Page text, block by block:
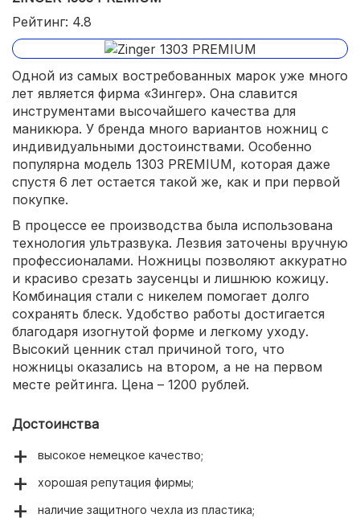
Рейтинг: 4.8
Одной из самых востребованных марок уже много
лет является фирма «Зингер». Она славится
инструментами высочайшего качества для
маникюра. У бренда много вариантов ножниц с
индивидуальными достоинствами. Особенно
популярна модель 1303 PREMIUM, которая даже
спустя 6 лет остается такой же, как и при первой
покупке.
В процессе ее производства была использована
технология ультразвука. Лезвия заточены вручную
профессионалами. Ножницы позволяют аккуратно
и красиво срезать заусенцы и лишнюю кожицу.
Комбинация стали с никелем помогает долго
сохранять блеск. Удобство работы достигается
благодаря изогнутой форме и легкому уходу.
Высокий ценник стал причиной того, что
ножницы оказались на втором, а не на первом
месте рейтинга. Цена – 1200 рублей.
Достоинства
высокое немецкое качество;
хорошая репутация фирмы;
наличие защитного чехла из пластика;